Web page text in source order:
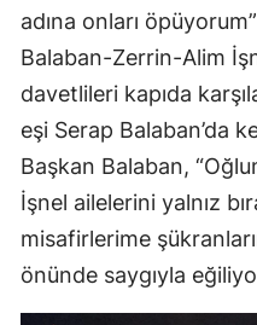
adına onları
Balaban-Zerrin-Alim
davetlileri kapıda
eşi Serap Balaban’da
Başkan Balaban,
İşnel ailelerini yalnız
misafirlerime
önünde saygıyla